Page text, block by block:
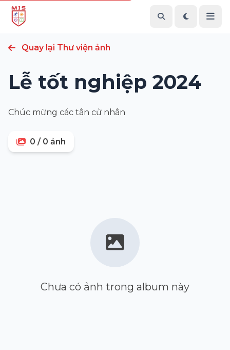
Quay lại Thư viện ảnh
Lễ tốt nghiệp 2024
Chúc mừng các tân cử nhân
0 / 0 ảnh
Chưa có ảnh trong album này